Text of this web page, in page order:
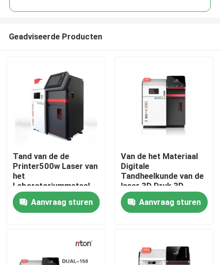
Thuis
Geadviseerde Producten
Tand van de de
Printer500w Laser van
het
Laboratoriummetaal
3d 3d de Drukmachine
1300x900x1600mm
Aanvraag sturen
Van de het Materiaal
Digitale
Tandheelkunde van de
laser 3D Druk 3D
Printer Forming Plate
Diameter 150mm
Aanvraag sturen